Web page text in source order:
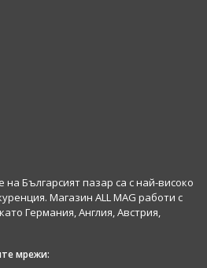
Българсият пазар са с най-високо
Магазин ALL MAG работи с
Германия, Англия, Австрия,
мрежи: